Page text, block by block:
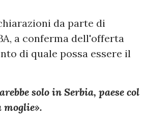
da parte di
a conferma dell'offerta
di quale possa essere il
solo in Serbia, paese col